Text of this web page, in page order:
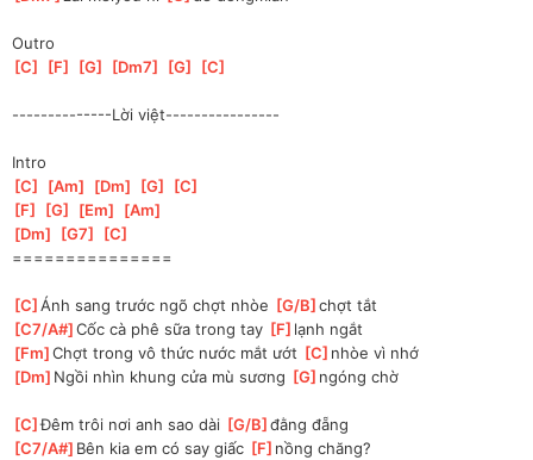
Outro
[C [F [G [Dm7 [G [C
--------------Lời việt----------------
Intro
[C [Am [Dm [G [C
[F [G [Em [Am
[Dm [G7 [C
===============
[C ]
Ánh sang trước ngõ chợt nhòe [G/B ]
chợt tắt
[C7/A# ]
Cốc cà phê sữa trong tay [F ]lạnh ngắt
[Fm ]
Chợt trong vô thức nước mắt ướt [C ]nhòe vì nhớ
[Dm ]Ngồi nhìn khung cửa mù sương [G ]ngóng chờ
[C ]
Đêm trôi nơi anh sao dài [G/B ]
đằng đẵng
[C7/A# ]Bên kia em có say giấc [F ]nồng chăng?